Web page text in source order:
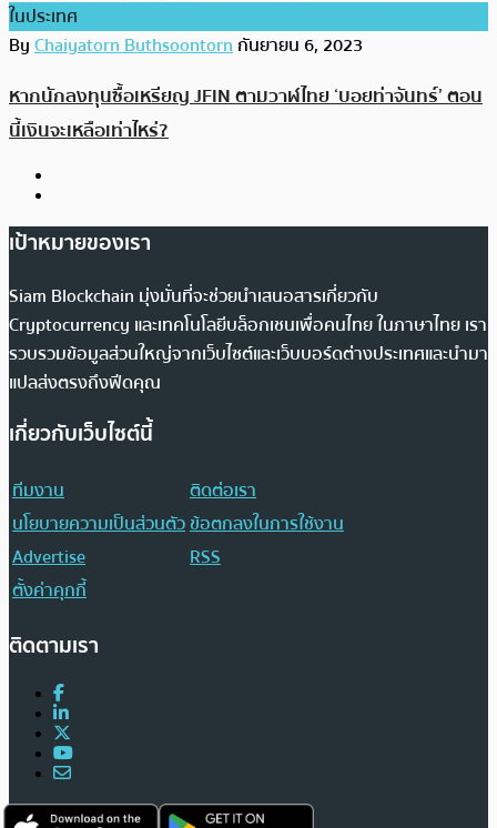
ในประเทศ
ByChaiyatorn Buthsoontornกันยายน 6, 2023
หากนักลงทุนซื้อเหรียญ JFIN ตามวาฬไทย ‘บอยท่าจันทร์’ ตอน
นี้เงินจะเหลือเท่าไหร่?
เป้าหมายของเรา
Siam Blockchain มุ่งมั่นที่จะช่วยนำเสนอสารเกี่ยวกับ
Cryptocurrency และเทคโนโลยีบล็อกเชนเพื่อคนไทย ในภาษาไทย เรา
รวบรวมข้อมูลส่วนใหญ่จากเว็บไซต์และเว็บบอร์ดต่างประเทศและนำมา
แปลส่งตรงถึงฟีดคุณ
เกี่ยวกับเว็บไซต์นี้
ทีมงาน
ติดต่อเรา
นโยบายความเป็นส่วนตัวข้อตกลงในการใช้งาน
Advertise
RSS
ตั้งค่าคุกกี้
ติดตามเรา